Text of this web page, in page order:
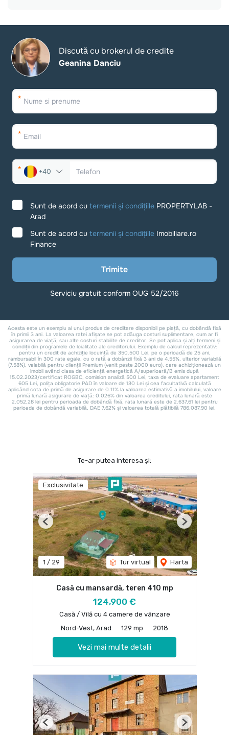
Te-ar putea interesa și:
Exclusivitate
1 / 29 Tur virtual Harta
Previous Next
Casă cu mansardă, teren 410 mp
124,900 €
Casă / Vilă cu 4 camere de vânzare
Nord-Vest, Arad
129 mp 2018
Vezi mai multe detalii
Previous Next